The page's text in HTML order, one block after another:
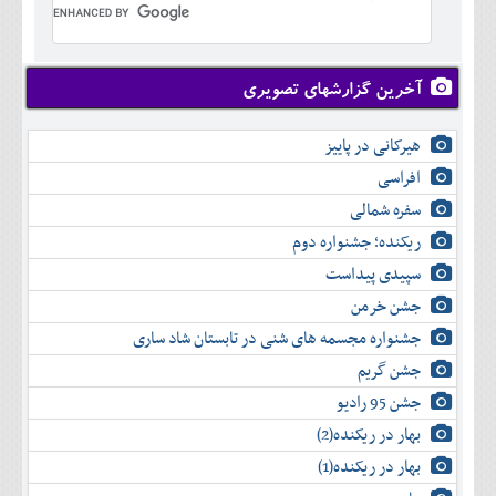
دی
بهمن
اسفند
آبان
آذر
دی
بهمن
اسفند
شهريور
مهر
آبان
آذر
دی
بهمن
اسفند
تير
مرداد
شهريور
مهر
آبان
آذر
دی
بهمن
اسفند
آخرین گزارشهای تصویری
هیرکانی در پاییز
افراسی
سفره شمالی
ریکنده؛ جشنواره دوم
سپیدی پیداست
جشن خرمن
جشنواره مجسمه های شنی در تابستان شاد ساری
جشن گریم
جشن 95 رادیو
بهار در ریکنده(2)
بهار در ریکنده(1)